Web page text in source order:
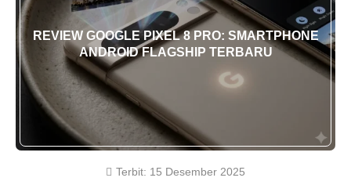
REVIEW GOOGLE PIXEL 8 PRO: SMARTPHONE
ANDROID FLAGSHIP TERBARU
Terbit: 15 Desember 2025